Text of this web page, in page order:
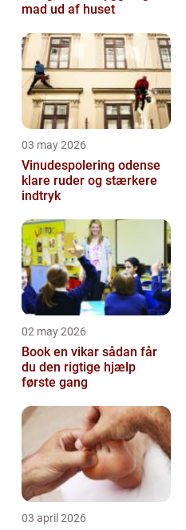
mad ud af huset
03 may 2026
Vinudespolering odense
klare ruder og stærkere
indtryk
02 may 2026
Book en vikar sådan får
du den rigtige hjælp
første gang
03 april 2026